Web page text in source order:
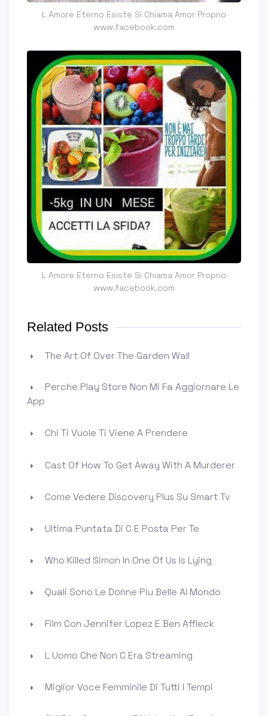
L Amore Eterno Esiste Si Chiama Amor Proprio
www.facebook.com
L Amore Eterno Esiste Si Chiama Amor Proprio
www.facebook.com
Related Posts
The Art Of Over The Garden Wall
Perche Play Store Non Mi Fa Aggiornare Le
App
Chi Ti Vuole Ti Viene A Prendere
Cast Of How To Get Away With A Murderer
Come Vedere Discovery Plus Su Smart Tv
Ultima Puntata Di C E Posta Per Te
Who Killed Simon In One Of Us Is Lying
Quali Sono Le Donne Piu Belle Al Mondo
Film Con Jennifer Lopez E Ben Affleck
L Uomo Che Non C Era Streaming
Miglior Voce Femminile Di Tutti I Tempi